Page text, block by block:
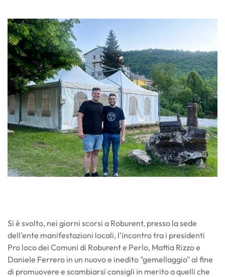
Si è svolto, nei giorni scorsi a Roburent, presso la sede
dell'ente manifestazioni locali, l'incontro tra i presidenti
Pro loco dei Comuni di Roburent e Perlo, Mattia Rizzo e
Daniele Ferrero in un nuovo e inedito "gemellaggio" al fine
di promuovere e scambiarsi consigli in merito a quelli che